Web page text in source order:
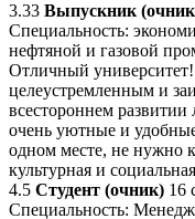
3.33 Выпускник
Специальность:
нефтяной и газовой
Отличный
целеустремленным и
всестороннем
очень уютные и
одном месте, не нужно
культурная и
4.5 Студент (очник) 16
Специальность: